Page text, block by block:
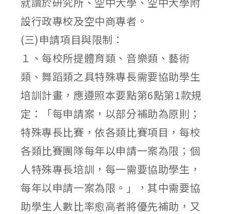
設行政專校及空中商專者。
(三)申請項目與限制：
１、每校所提體育類、音樂類、藝術
類、舞蹈類之具特殊專長需要協助學生
培訓計畫，應遵照本要點第6點第1款規
定：「每申請案，以部分補助為原則；
特殊專長比賽，依各類比賽項目，每校
各類比賽團隊每年以申請一案為限；個
人特殊專長培訓，每一需要協助學生，
每年以申請一案為限。」，其中需要協
助學生人數比率愈高者將優先補助，又